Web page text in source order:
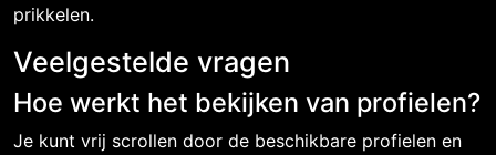
prikkelen.
Veelgestelde vragen
Hoe werkt het bekijken van profielen?
Je kunt vrij scrollen door de beschikbare profielen en